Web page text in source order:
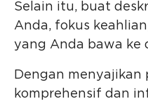
Selain itu, buat
Anda, fokus
yang Anda bawa ke
Dengan
komprehensif dan